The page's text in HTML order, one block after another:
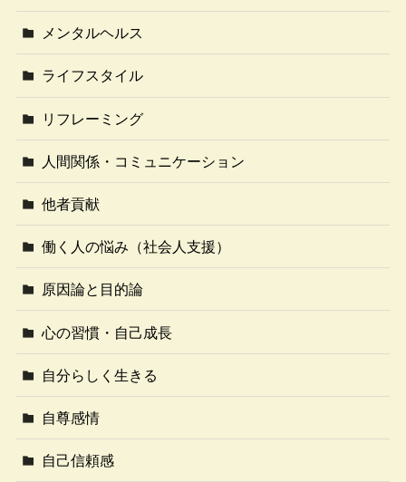
メンタルヘルス
ライフスタイル
リフレーミング
人間関係・コミュニケーション
他者貢献
働く人の悩み（社会人支援）
原因論と目的論
心の習慣・自己成長
自分らしく生きる
自尊感情
自己信頼感